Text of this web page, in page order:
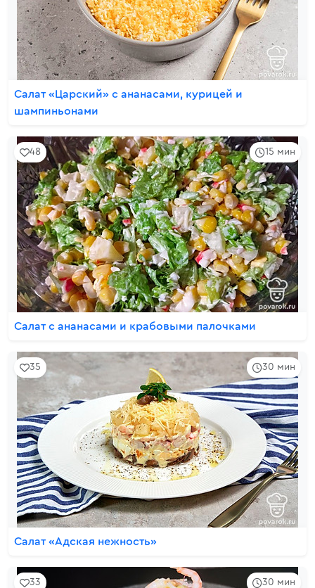
Салат «Царский» с ананасами, курицей и
шампиньонами
15 мин
48
Салат с ананасами и крабовыми палочками
30 мин
35
Салат «Адская нежность»
30 мин
33